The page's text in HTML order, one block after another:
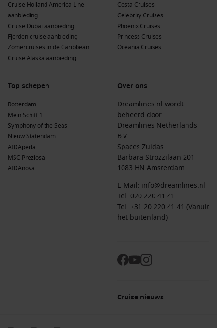
Cruise Holland America Line
aanbieding
Cruise Dubai aanbieding
Fjorden cruise aanbieding
Zomercruises in de Caribbean
Cruise Alaska aanbieding
Costa Cruises
Celebrity Cruises
Phoenix Cruises
Princess Cruises
Oceania Cruises
Top schepen
Rotterdam
Mein Schiff 1
Symphony of the Seas
Nieuw Statendam
AIDAperla
MSC Preziosa
AIDAnova
Over ons
Dreamlines.nl wordt
beheerd door
Dreamlines Netherlands
B.V.
Spaces Zuidas
Barbara Strozzilaan 201
1083 HN Amsterdam
E-Mail: info@dreamlines.nl
Tel: 020 220 41 41
Tel: +31 20 220 41 41 (Vanuit
het buitenland)
Cruise nieuws